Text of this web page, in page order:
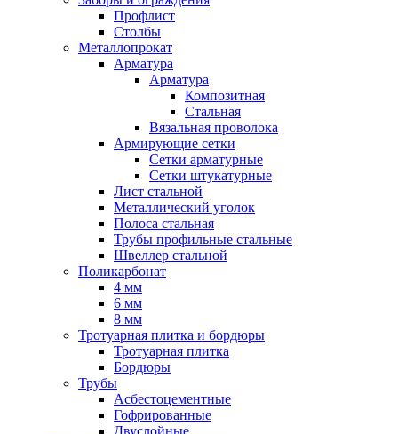
Профлист
Столбы
Металлопрокат
Арматура
Арматура
Композитная
Стальная
Вязальная проволока
Армирующие сетки
Сетки арматурные
Сетки штукатурные
Лист стальной
Металлический уголок
Полоса стальная
Трубы профильные стальные
Швеллер стальной
Поликарбонат
4 мм
6 мм
8 мм
Тротуарная плитка и бордюры
Тротуарная плитка
Бордюры
Трубы
Асбестоцементные
Гофрированные
Двуслойные